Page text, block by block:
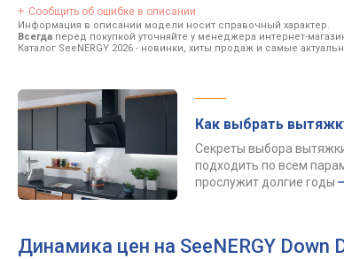
Сообщить об ошибке в описании
Информация в описании модели носит справочный характер.
Всегда перед покупкой уточняйте у менеджера интернет-
Каталог SeeNERGY 2026 - новинки, хиты продаж и самые
Как выбрать
Секреты выбора
подходить по всем
прослужит долгие годы
Динамика цен на SeeNERGY Down